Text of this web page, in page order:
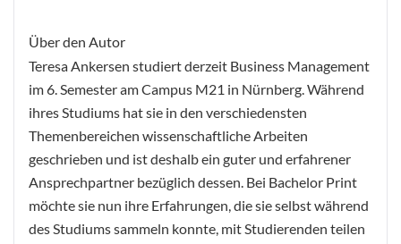
Über den Autor
Teresa Ankersen studiert derzeit Business Management
im 6. Semester am Campus M21 in Nürnberg. Während
ihres Studiums hat sie in den verschiedensten
Themenbereichen wissenschaftliche Arbeiten
geschrieben und ist deshalb ein guter und erfahrener
Ansprechpartner bezüglich dessen. Bei Bachelor Print
möchte sie nun ihre Erfahrungen, die sie selbst während
des Studiums sammeln konnte, mit Studierenden teilen